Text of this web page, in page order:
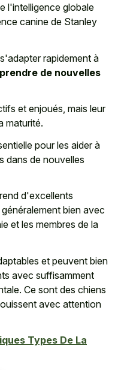
l'intelligence globale
canine de Stanley
rapidement à
de nouvelles
et enjoués, mais leur
maturité.
pour les aider à
dans de nouvelles
d'excellents
bien avec
et les membres de la
et peuvent bien
avec suffisamment
Ce sont des chiens
avec attention
Types De La